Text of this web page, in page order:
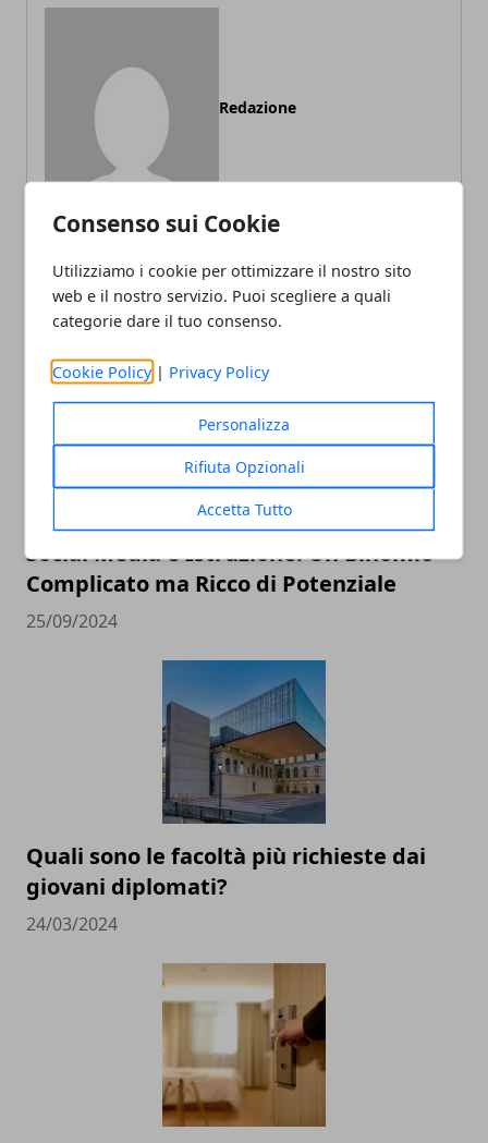
Consenso sui Cookie
Utilizziamo i cookie per ottimizzare il nostro sito
web e il nostro servizio. Puoi scegliere a quali
categorie dare il tuo consenso.
Cookie Policy | Privacy Policy
Personalizza
Rifiuta Opzionali
Accetta Tutto
Redazione
ARTICOLI CORRELATI
Social Media e Istruzione: Un Binomio
Complicato ma Ricco di Potenziale
25/09/2024
Quali sono le facoltà più richieste dai
giovani diplomati?
24/03/2024